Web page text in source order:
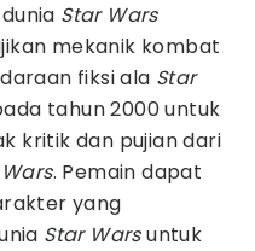
Star Wars
mekanik kombat
fiksi ala Star
tahun 2000 untuk
kritik dan pujian dari
. Pemain dapat
yang
Star Warsuntuk